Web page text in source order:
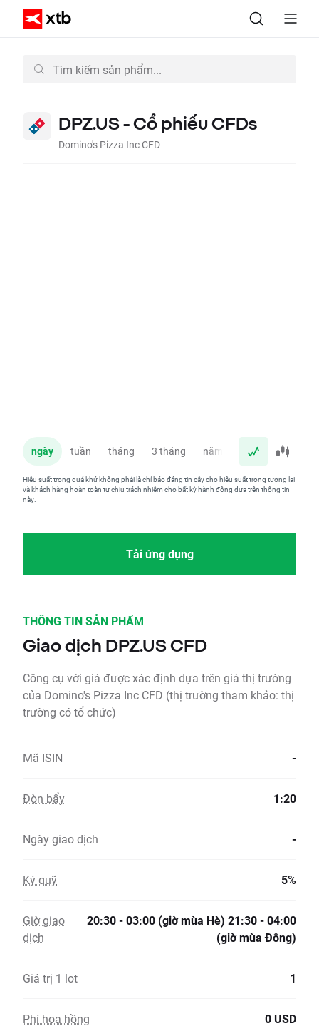
DPZ.US - Cổ phiếu CFDs
Domino's Pizza Inc CFD
ngày tuần tháng 3 tháng năm
Hiệu suất trong quá khứ không phải là chỉ báo đáng tin cậy cho hiệu suất trong tương lai
và khách hàng hoàn toàn tự chịu trách nhiệm cho bất kỳ hành động dựa trên thông tin
này.
Tải ứng dụng
THÔNG TIN SẢN PHẨM
Giao dịch DPZ.US CFD
Công cụ với giá được xác định dựa trên giá thị trường
của Domino's Pizza Inc CFD (thị trường tham khảo: thị
trường có tổ chức)
Mã ISIN -
Đòn bẩy 1:20
Ngày giao dịch -
Ký quỹ 5%
Giờ giao
dịch
20:30 - 03:00 (giờ mùa Hè) 21:30 - 04:00
(giờ mùa Đông)
Giá trị 1 lot 1
Phí hoa hồng 0 USD